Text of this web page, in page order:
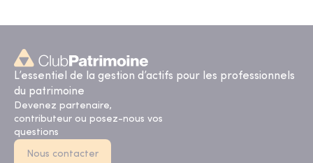
L’essentiel de la gestion d’actifs pour les professionnels
du patrimoine
Devenez partenaire,
contributeur ou posez-nous vos
questions
Nous contacter